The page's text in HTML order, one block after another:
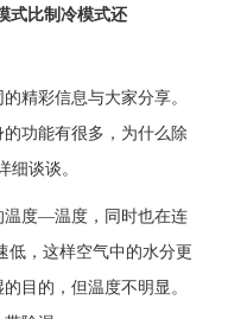
式比制冷模式还
精彩信息与大家分享。
功能有很多，为什么除
细谈谈。
温度—温度，同时也在连
低，这样空气中的水分更
目的，但温度不明显。